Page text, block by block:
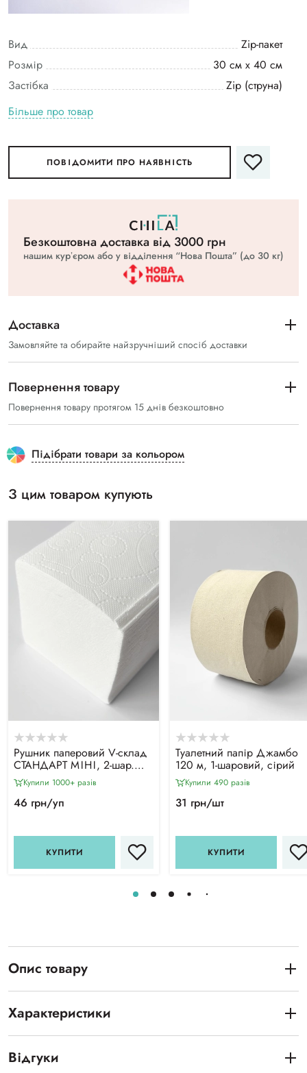
Вид
Zip-пакет
Розмір
30 см х 40 см
Застібка
Zip (струна)
Більше про товар
ПОВІДОМИТИ ПРО НАЯВНІСТЬ
Безкоштовна доставка вiд 3000 грн
нашим курʼєром або у відділення “Нова Пошта” (до 30 кг)
Доставка
Замовляйте та обирайте найзручніший спосіб доставки
Повернення товару
Повернення товару протягом 15 днів безкоштовно
Підібрати товари за кольором
З цим товаром купують
Рушник паперовий V-склад
СТАНДАРТ МІНІ, 2-шар.
(150 л/уп)
Купили 1000+ разiв
46 грн/уп
КУПИТИ
Туалетний папір Джамбо
120 м, 1-шаровий, сірий
Купили 490 разiв
31 грн/шт
КУПИТИ
Опис товару
Характеристики
Відгуки